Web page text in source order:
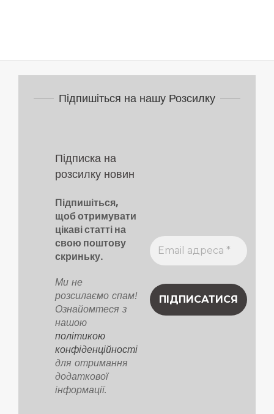
Підпишіться на нашу Розсилку
Підписка на
розсилку новин
Підпишіться,
щоб отримувати
цікаві статті на
свою поштову
скриньку.
Ми не
розсилаємо спам!
Ознайомтеся з
нашою
політикою
конфіденційності
для отримання
додаткової
інформації.